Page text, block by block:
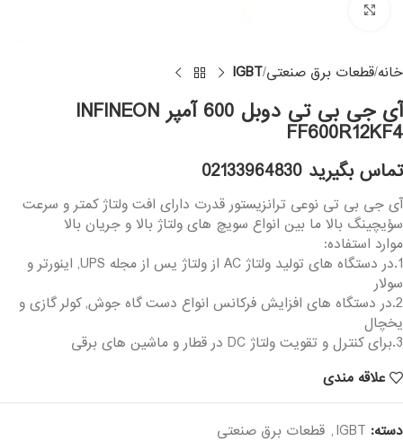
خانه قطعات برق صنعتی IGBT
آی جی بی تی دوبل 600 آمپر INFINEON
FF600R12KF4
تماس بگیرید 02133964830
آی جی بی تی نوعی ترانزیستور قدرت دارای افت ولتاژ کمتر و سرعت
سؤیچینگ بالا ما بین انواع سویچ های ولتاژ بالا و جریان بالا
موارد استفاده:
1.در دستگاه های تولید ولتاژ AC از ولتاژ یس از مجله UPS, اینورتر و
سولار
2.در دستگاه های افزایش فرکانس انواع دست گاه جوش, کولر گازی و
یخچال
3.برای کنترل و تقویت ولتاژ DC در قطار و ماشین های برقی
علاقه مندی
دسته: IGBT
, قطعات برق صنعتی